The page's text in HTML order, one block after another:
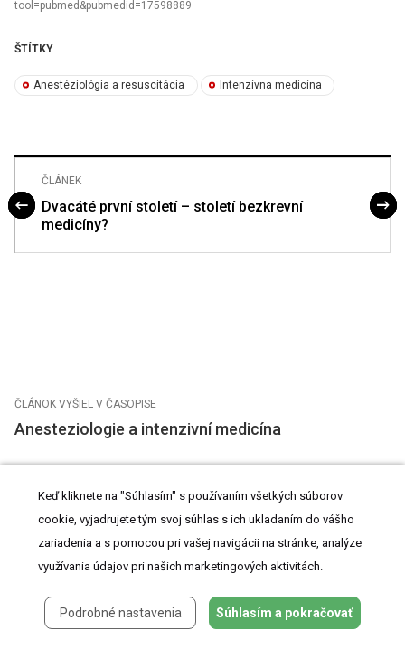
tool=pubmed&pubmedid=17598889
ŠTÍTKY
Anestéziológia a resuscitácia Intenzívna medicína
ČLÁNEK
Dvacáté první století – století bezkrevní
medicíny?
ČLÁNOK VYŠIEL V ČASOPISE
Anesteziologie a intenzivní medicína
2009
Číslo
2
Keď kliknete na "Súhlasím" s používaním všetkých súborov
cookie, vyjadrujete tým svoj súhlas s ich ukladaním do vášho
zariadenia a s pomocou pri vašej navigácii na stránke, analýze
využívania údajov pri našich marketingových aktivitách.
Podrobné nastavenia Súhlasím a pokračovať